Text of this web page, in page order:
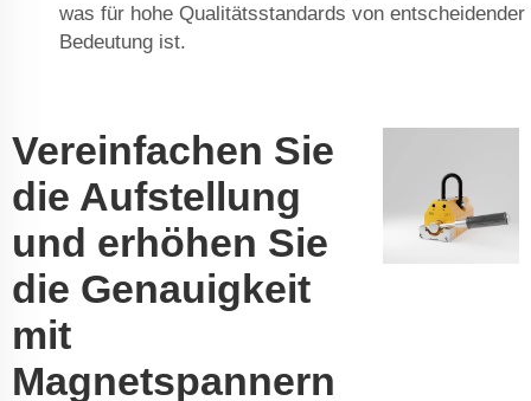
was für hohe Qualitätsstandards von entscheidender
Bedeutung ist.
Vereinfachen Sie
die Aufstellung
und erhöhen Sie
die Genauigkeit
mit
Magnetspannern